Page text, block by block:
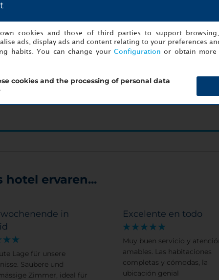
één klik verwijderd van uw volgende
Begin nu met organiseren!
hotel ervaren...
in
Lage für unsere
Saubere und
Zimmer, ideal für
Excelente en todo
Muy buen servicio y
amables. Las habitaciones
completas y cómodas, la
ubicación genial
cookies and those of third parties to support
ads, display ads and content relating to your preferences
habits. You can change your Configuration or obtain
cookies and the processing of personal data